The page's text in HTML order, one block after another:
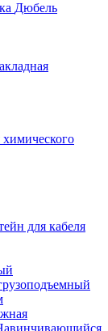
Дюбель
для кабеля